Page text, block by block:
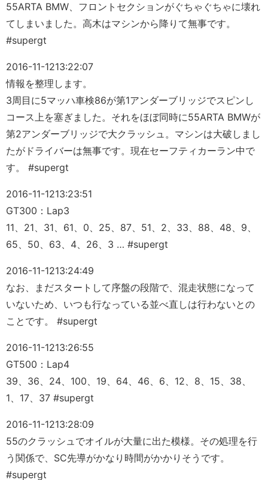
55ARTA BMW、フロントセクションがぐちゃぐちゃに壊れ
てしまいました。高木はマシンから降りて無事です。
#supergt
2016-11-1213:22:07
情報を整理します。
3周目に5マッハ車検86が第1アンダーブリッジでスピンし
コース上を塞ぎました。それをほぼ同時に55ARTA BMWが
第2アンダーブリッジで大クラッシュ。マシンは大破しまし
たがドライバーは無事です。現在セーフティカーラン中で
す。 #supergt
2016-11-1213:23:51
GT300：Lap3
11、21、31、61、0、25、87、51、2、33、88、48、9、
65、50、63、4、26、3 … #supergt
2016-11-1213:24:49
なお、まだスタートして序盤の段階で、混走状態になって
いないため、いつも行なっている並べ直しは行わないとの
ことです。 #supergt
2016-11-1213:26:55
GT500：Lap4
39、36、24、100、19、64、46、6、12、8、15、38、
1、17、37 #supergt
2016-11-1213:28:09
55のクラッシュでオイルが大量に出た模様。その処理を行
う関係で、SC先導がかなり時間がかかりそうです。
#supergt